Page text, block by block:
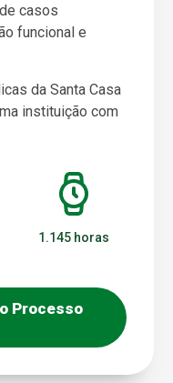
casos
funcional e
da Santa Casa
instituição com
1.145 horas
Processo